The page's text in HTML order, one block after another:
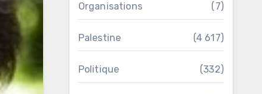
Organisations (7)
Palestine (4 617)
Politique (332)